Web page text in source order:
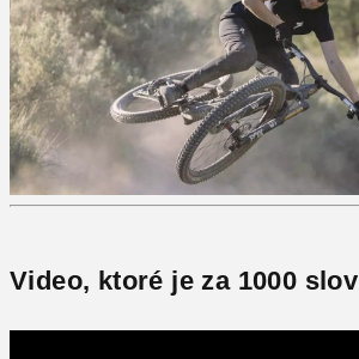
Video, ktoré je za 1000 slov